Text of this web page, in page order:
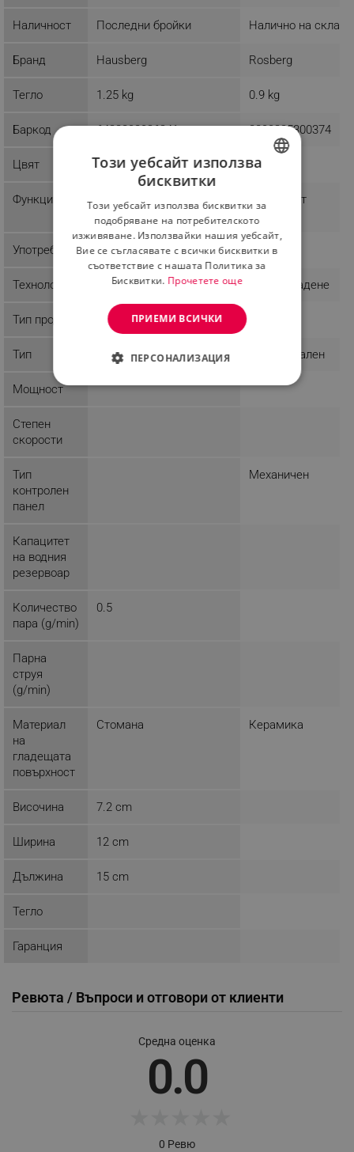
Наличност Последни бройки Налично на склад
Бранд Hausberg Rosberg
Тегло 1.25 kg 0.9 kg
Баркод 6423808026241 3800235300374
Цвят Бял
Функции
Автоматично
изключване
Термостат
Употреба Домашна Домашна
Технологии Незалепващо покритрие Лесно гладене
Тип продукт Ютия
Тип Хоризонтален Хоризонтален
Мощност
Степен
скорости
Тип
контролен
панел
Механичен
Капацитет
на водния
резервоар
Количество
пара (g/min)
0.5
Парна
струя
(g/min)
Материал
на
гладещата
повърхност
Стомана Керамика
Височина 7.2 cm
Ширина 12 cm
Дължина 15 cm
Тегло
Гаранция
Ревюта / Въпроси и отговори от клиенти
Средна оценка
0.0
0 Ревю
Този уебсайт използва
бисквитки
Този уебсайт използва бисквитки за
подобряване на потребителското
изживяване. Използвайки нашия уебсайт,
Вие се съгласявате с всички бисквитки в
съответствие с нашата Политика за
Бисквитки. Прочетете още
ПРИЕМИ ВСИЧКИ
ПЕРСОНАЛИЗАЦИЯ
СТРОГО НЕОБХОДИМО
Таргетиране
_nzm_noid_92166-7699
Google Privacy Policy